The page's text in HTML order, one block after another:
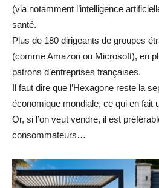
(via notamment l’intelligence
santé.
Plus de 180 dirigeants de groupes
(comme Amazon ou Microsoft), en
patrons d’entreprises françaises.
Il faut dire que l’Hexagone reste la
économique mondiale, ce qui en fait
Or, si l’on veut vendre, il est
consommateurs…